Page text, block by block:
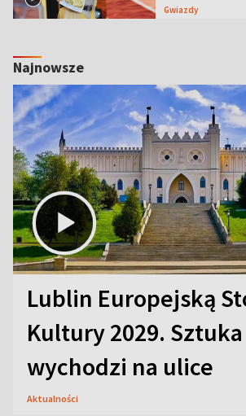
Gwiazdy
Najnowsze
Lublin Europejską
Kultury 2029. Sztuka
wychodzi na ulice
Aktualności